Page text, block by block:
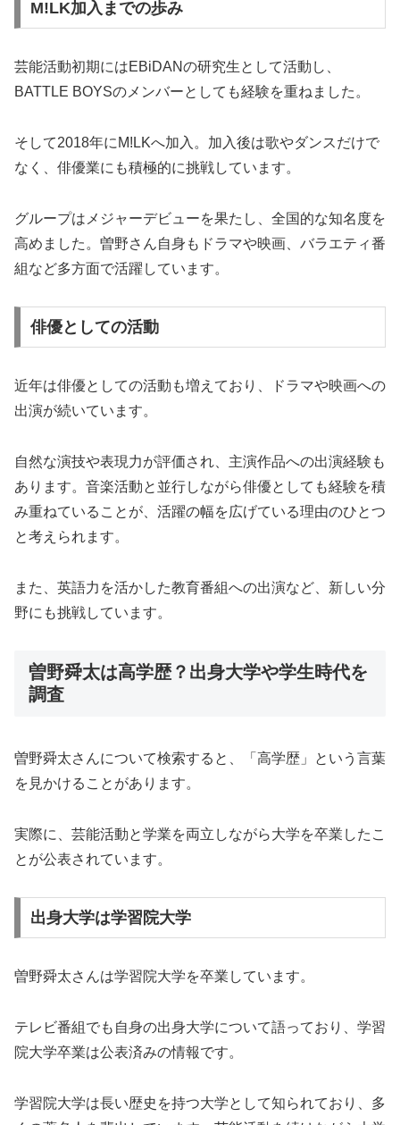
M!LK加入までの歩み
芸能活動初期にはEBiDANの研究生として活動し、
BATTLE BOYSのメンバーとしても経験を重ねました。
そして2018年にM!LKへ加入。加入後は歌やダンスだけで
なく、俳優業にも積極的に挑戦しています。
グループはメジャーデビューを果たし、全国的な知名度を
高めました。曽野さん自身もドラマや映画、バラエティ番
組など多方面で活躍しています。
俳優としての活動
近年は俳優としての活動も増えており、ドラマや映画への
出演が続いています。
自然な演技や表現力が評価され、主演作品への出演経験も
あります。音楽活動と並行しながら俳優としても経験を積
み重ねていることが、活躍の幅を広げている理由のひとつ
と考えられます。
また、英語力を活かした教育番組への出演など、新しい分
野にも挑戦しています。
曽野舜太は高学歴？出身大学や学生時代を
調査
曽野舜太さんについて検索すると、「高学歴」という言葉
を見かけることがあります。
実際に、芸能活動と学業を両立しながら大学を卒業したこ
とが公表されています。
出身大学は学習院大学
曽野舜太さんは学習院大学を卒業しています。
テレビ番組でも自身の出身大学について語っており、学習
院大学卒業は公表済みの情報です。
学習院大学は長い歴史を持つ大学として知られており、多